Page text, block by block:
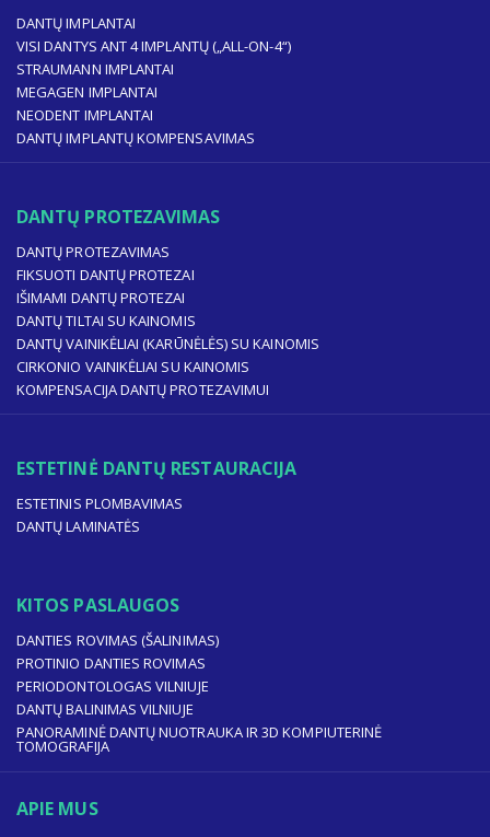
DANTŲ IMPLANTAI
VISI DANTYS ANT 4 IMPLANTŲ („ALL-ON-4“)
STRAUMANN IMPLANTAI
MEGAGEN IMPLANTAI
NEODENT IMPLANTAI
DANTŲ IMPLANTŲ KOMPENSAVIMAS
DANTŲ PROTEZAVIMAS
DANTŲ PROTEZAVIMAS
FIKSUOTI DANTŲ PROTEZAI
IŠIMAMI DANTŲ PROTEZAI
DANTŲ TILTAI SU KAINOMIS
DANTŲ VAINIKĖLIAI (KARŪNĖLĖS) SU KAINOMIS
CIRKONIO VAINIKĖLIAI SU KAINOMIS
KOMPENSACIJA DANTŲ PROTEZAVIMUI
ESTETINĖ DANTŲ RESTAURACIJA
ESTETINIS PLOMBAVIMAS
DANTŲ LAMINATĖS
KITOS PASLAUGOS
DANTIES ROVIMAS (ŠALINIMAS)
PROTINIO DANTIES ROVIMAS
PERIODONTOLOGAS VILNIUJE
DANTŲ BALINIMAS VILNIUJE
PANORAMINĖ DANTŲ NUOTRAUKA IR 3D KOMPIUTERINĖ
TOMOGRAFIJA
APIE MUS